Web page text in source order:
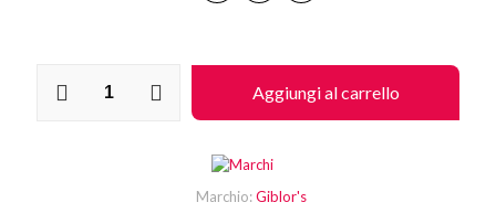
Aggiungi al carrello
Marchio:Giblor's